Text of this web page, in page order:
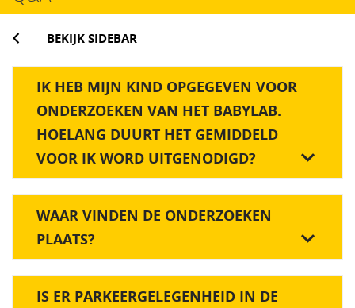
BEKIJK SIDEBAR
IK HEB MIJN KIND OPGEGEVEN VOOR
ONDERZOEKEN VAN HET BABYLAB.
HOELANG DUURT HET GEMIDDELD
VOOR IK WORD UITGENODIGD?
WAAR VINDEN DE ONDERZOEKEN
PLAATS?
IS ER PARKEERGELEGENHEID IN DE